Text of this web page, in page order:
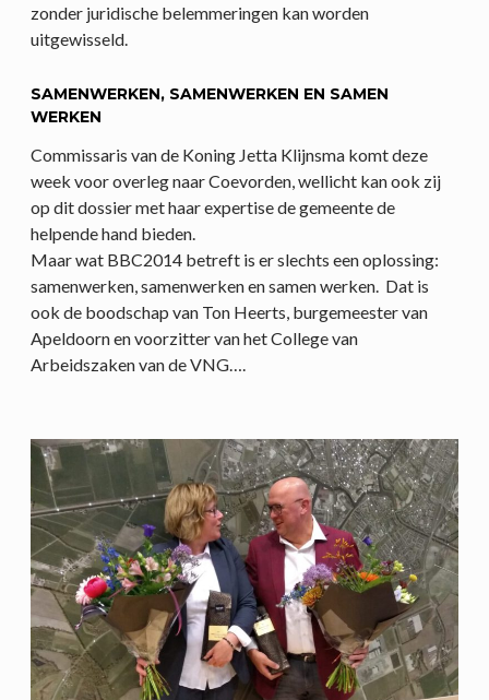
zonder juridische belemmeringen kan worden
uitgewisseld.
SAMENWERKEN, SAMENWERKEN EN SAMEN
WERKEN
Commissaris van de Koning Jetta Klijnsma komt deze
week voor overleg naar Coevorden, wellicht kan ook zij
op dit dossier met haar expertise de gemeente de
helpende hand bieden.
Maar wat BBC2014 betreft is er slechts een oplossing:
samenwerken, samenwerken en samen werken. Dat is
ook de boodschap van Ton Heerts, burgemeester van
Apeldoorn en voorzitter van het College van
Arbeidszaken van de VNG….